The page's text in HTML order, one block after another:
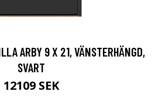
ARBY 9 X 21, VÄNSTERHÄNGD,
SVART
12109 SEK